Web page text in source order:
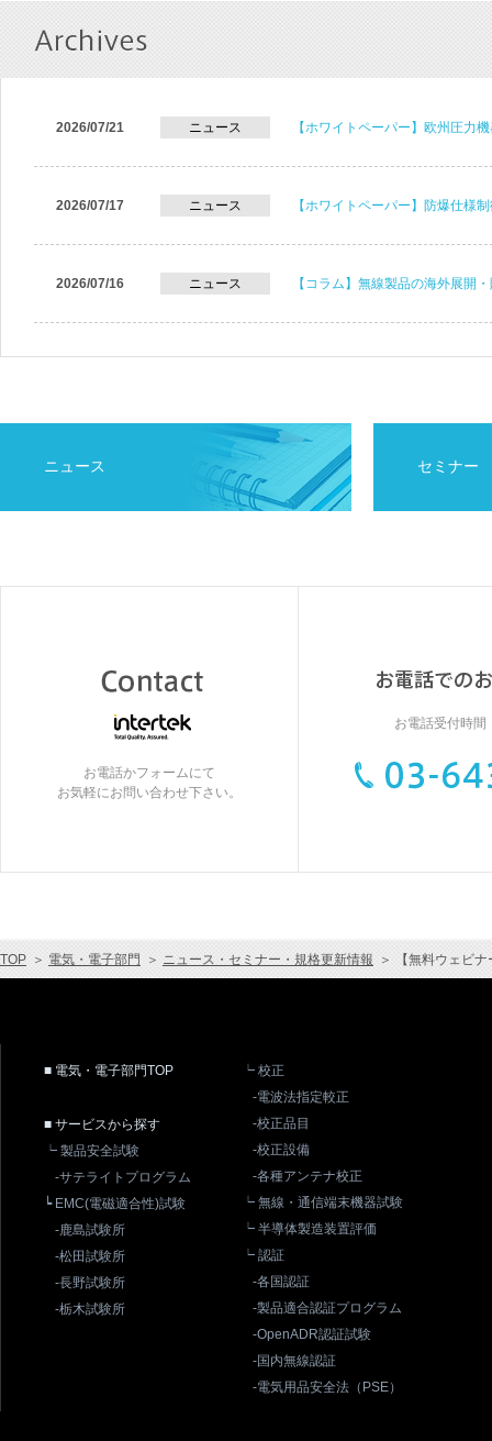
2026/07/21 ニュース 【ホワイトペーパー】欧州圧力
2026/07/17 ニュース 【ホワイトペーパー】防爆仕様
2026/07/16 ニュース 【コラム】無線製品の海外展開
ニュース セミナー
お電話かフォームにて
お気軽にお問い合わせ下さい。
お電話受付時間
TOP ＞ 電気・電子部門 ＞ ニュース・セミナー・規格更新情報 ＞ 【無料ウェビ
■ 電気・電子部門TOP
■ サービスから探す
┕ 製品安全試験
-サテライトプログラム
┕ EMC(電磁適合性)試験
-鹿島試験所
-松田試験所
-長野試験所
-栃木試験所
┕ 校正
-電波法指定較正
-校正品目
-校正設備
-各種アンテナ校正
┕ 無線・通信端末機器試験
┕ 半導体製造装置評価
┕ 認証
-各国認証
-製品適合認証プログラム
-OpenADR認証試験
-国内無線認証
-電気用品安全法（PSE）